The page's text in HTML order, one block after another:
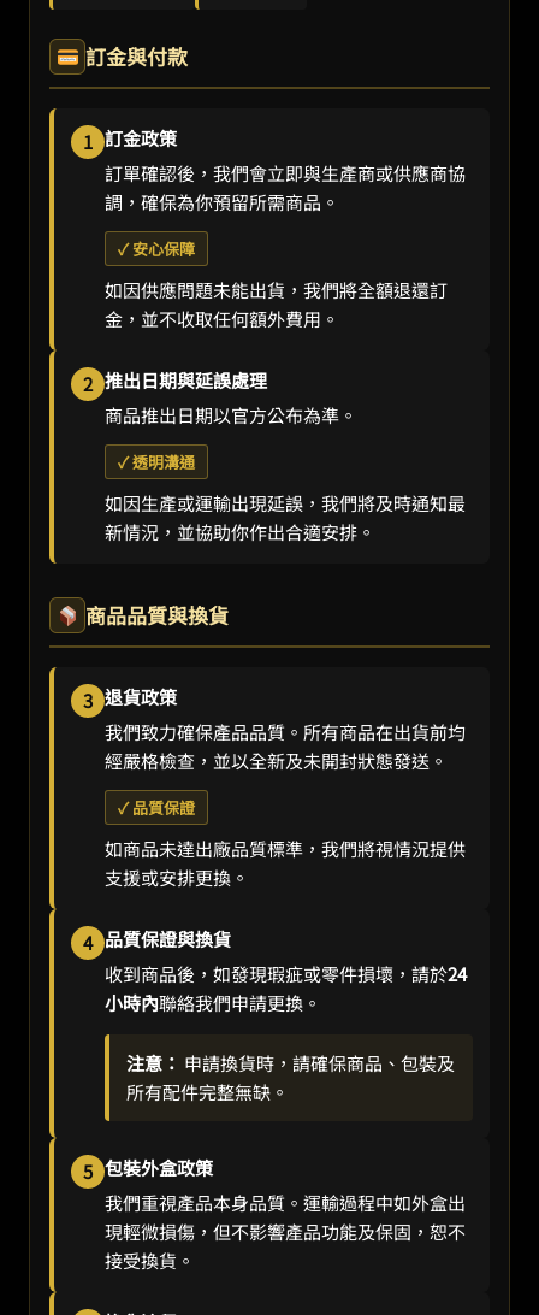
訂金與付款
1 訂金政策
訂單確認後，我們會立即與生產商或供應商協
調，確保為你預留所需商品。
✓ 安心保障
如因供應問題未能出貨，我們將全額退還訂
金，並不收取任何額外費用。
2 推出日期與延誤處理
商品推出日期以官方公布為準。
✓ 透明溝通
如因生產或運輸出現延誤，我們將及時通知最
新情況，並協助你作出合適安排。
商品品質與換貨
3 退貨政策
我們致力確保產品品質。所有商品在出貨前均
經嚴格檢查，並以全新及未開封狀態發送。
✓ 品質保證
如商品未達出廠品質標準，我們將視情況提供
支援或安排更換。
4 品質保證與換貨
收到商品後，如發現瑕疵或零件損壞，請於24
小時內聯絡我們申請更換。
注意： 申請換貨時，請確保商品、包裝及
所有配件完整無缺。
5 包裝外盒政策
我們重視產品本身品質。運輸過程中如外盒出
現輕微損傷，但不影響產品功能及保固，恕不
接受換貨。